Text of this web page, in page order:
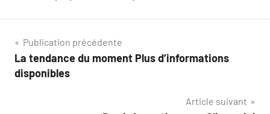
Navigation
de
Publication précédente
La tendance du moment Plus d’informations
disponibles
Article suivant